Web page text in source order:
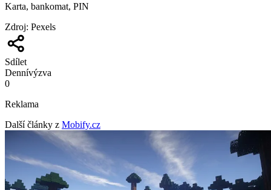
Karta, bankomat, PIN
Zdroj: Pexels
Sdílet
Dennívýzva
0
Reklama
Další články z Mobify.cz